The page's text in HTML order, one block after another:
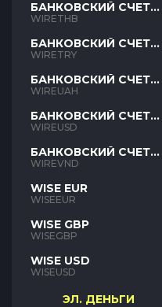
БАНКОВСКИЙ СЧЕТ
THB
WIRETHB
БАНКОВСКИЙ СЧЕТ
TRY
WIRETRY
БАНКОВСКИЙ СЧЕТ
UAH
WIREUAH
БАНКОВСКИЙ СЧЕТ
USD
WIREUSD
БАНКОВСКИЙ СЧЕТ
VND
WIREVND
WISE EUR
WISEEUR
WISE GBP
WISEGBP
WISE USD
WISEUSD
ЭЛ. ДЕНЬГИ